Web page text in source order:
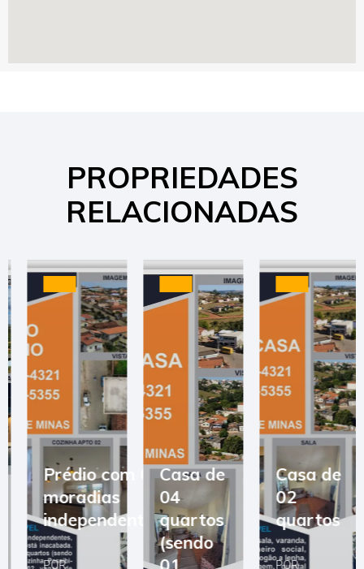
PROPRIEDADES
RELACIONADAS
Prédio com 03
moradias
independentes
POR
Casa de
04
quartos
(sendo
Casa de
02
quartos
POR